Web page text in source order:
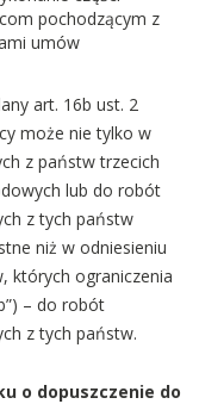
pochodzącym z
umów
art. 16b ust. 2
może nie tylko w
z państw trzecich
lub do robót
z tych państw
niż w odniesieniu
których ograniczenia
– do robót
z tych państw.
o dopuszczenie do